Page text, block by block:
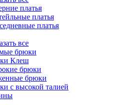
платья
платья
платья
все
брюки
Клеш
брюки
брюки
с высокой талией